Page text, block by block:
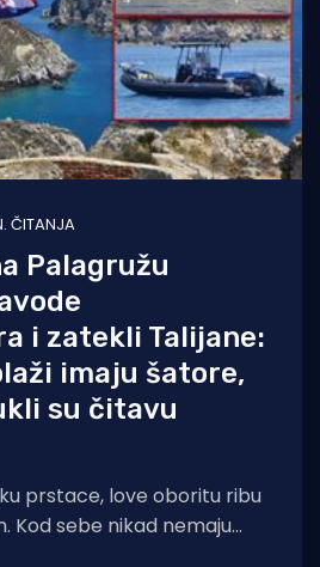
ČITANJA
Palagružu
i zatekli Talijane:
imaju šatore,
su čitavu
prstace, love oboritu ribu
Kod sebe nikad nemaju